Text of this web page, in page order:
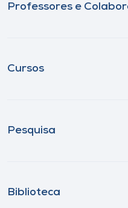
Professores e
Cursos
Pesquisa
Biblioteca